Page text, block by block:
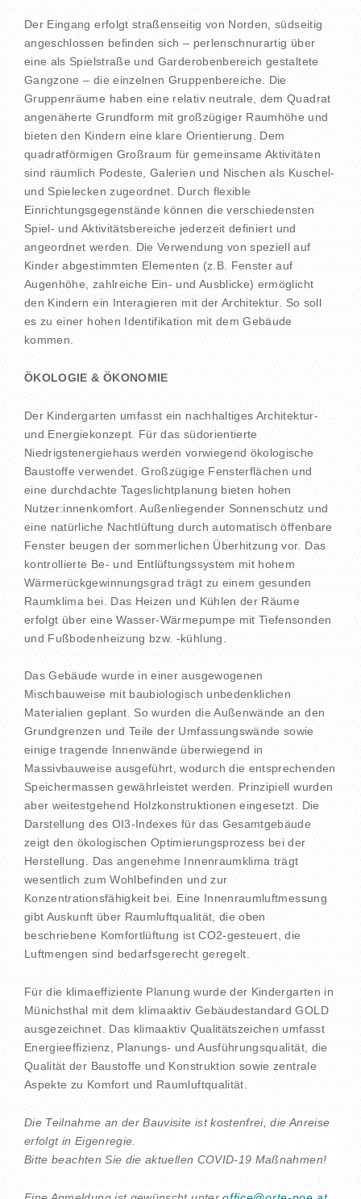
Der Eingang erfolgt straßenseitig von Norden, südseitig
angeschlossen befinden sich – perlenschnurartig über
eine als Spielstraße und Garderobenbereich gestaltete
Gangzone – die einzelnen Gruppenbereiche. Die
Gruppenräume haben eine relativ neutrale, dem Quadrat
angenäherte Grundform mit großzügiger Raumhöhe und
bieten den Kindern eine klare Orientierung. Dem
quadratförmigen Großraum für gemeinsame Aktivitäten
sind räumlich Podeste, Galerien und Nischen als Kuschel-
und Spielecken zugeordnet. Durch flexible
Einrichtungsgegenstände können die verschiedensten
Spiel- und Aktivitätsbereiche jederzeit definiert und
angeordnet werden. Die Verwendung von speziell auf
Kinder abgestimmten Elementen (z.B. Fenster auf
Augenhöhe, zahlreiche Ein- und Ausblicke) ermöglicht
den Kindern ein Interagieren mit der Architektur. So soll
es zu einer hohen Identifikation mit dem Gebäude
kommen.
ÖKOLOGIE & ÖKONOMIE
Der Kindergarten umfasst ein nachhaltiges Architektur-
und Energiekonzept. Für das südorientierte
Niedrigstenergiehaus werden vorwiegend ökologische
Baustoffe verwendet. Großzügige Fensterflächen und
eine durchdachte Tageslichtplanung bieten hohen
Nutzer:innenkomfort. Außenliegender Sonnenschutz und
eine natürliche Nachtlüftung durch automatisch öffenbare
Fenster beugen der sommerlichen Überhitzung vor. Das
kontrollierte Be- und Entlüftungssystem mit hohem
Wärmerückgewinnungsgrad trägt zu einem gesunden
Raumklima bei. Das Heizen und Kühlen der Räume
erfolgt über eine Wasser-Wärmepumpe mit Tiefensonden
und Fußbodenheizung bzw. -kühlung.
Das Gebäude wurde in einer ausgewogenen
Mischbauweise mit baubiologisch unbedenklichen
Materialien geplant. So wurden die Außenwände an den
Grundgrenzen und Teile der Umfassungswände sowie
einige tragende Innenwände überwiegend in
Massivbauweise ausgeführt, wodurch die entsprechenden
Speichermassen gewährleistet werden. Prinzipiell wurden
aber weitestgehend Holzkonstruktionen eingesetzt. Die
Darstellung des OI3-Indexes für das Gesamtgebäude
zeigt den ökologischen Optimierungsprozess bei der
Herstellung. Das angenehme Innenraumklima trägt
wesentlich zum Wohlbefinden und zur
Konzentrationsfähigkeit bei. Eine Innenraumluftmessung
gibt Auskunft über Raumluftqualität, die oben
beschriebene Komfortlüftung ist CO2-gesteuert, die
Luftmengen sind bedarfsgerecht geregelt.
Für die klimaeffiziente Planung wurde der Kindergarten in
Münichsthal mit dem klimaaktiv Gebäudestandard GOLD
ausgezeichnet. Das klimaaktiv Qualitätszeichen umfasst
Energieeffizienz, Planungs- und Ausführungsqualität, die
Qualität der Baustoffe und Konstruktion sowie zentrale
Aspekte zu Komfort und Raumluftqualität.
Die Teilnahme an der Bauvisite ist kostenfrei, die Anreise
erfolgt in Eigenregie.
Bitte beachten Sie die aktuellen COVID-19 Maßnahmen!